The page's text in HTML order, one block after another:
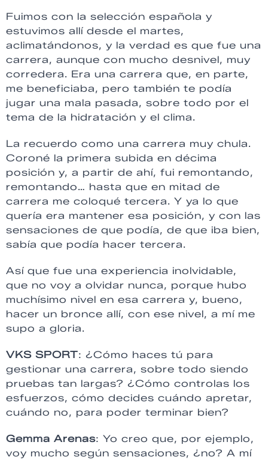
Fuimos con la selección española y
estuvimos allí desde el martes,
aclimatándonos, y la verdad es que fue una
carrera, aunque con mucho desnivel, muy
corredera. Era una carrera que, en parte,
me beneficiaba, pero también te podía
jugar una mala pasada, sobre todo por el
tema de la hidratación y el clima.
La recuerdo como una carrera muy chula.
Coroné la primera subida en décima
posición y, a partir de ahí, fui remontando,
remontando… hasta que en mitad de
carrera me coloqué tercera. Y ya lo que
quería era mantener esa posición, y con las
sensaciones de que podía, de que iba bien,
sabía que podía hacer tercera.
Así que fue una experiencia inolvidable,
que no voy a olvidar nunca, porque hubo
muchísimo nivel en esa carrera y, bueno,
hacer un bronce allí, con ese nivel, a mí me
supo a gloria.
VKS SPORT: ¿Cómo haces tú para
gestionar una carrera, sobre todo siendo
pruebas tan largas? ¿Cómo controlas los
esfuerzos, cómo decides cuándo apretar,
cuándo no, para poder terminar bien?
Gemma Arenas: Yo creo que, por ejemplo,
voy mucho según sensaciones, ¿no? A mí